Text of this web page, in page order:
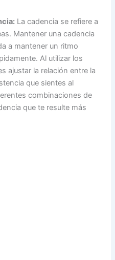
La cadencia se refiere a
Mantener una cadencia
a mantener un ritmo
Al utilizar los
ajustar la relación entre la
que sientes al
combinaciones de
que te resulte más